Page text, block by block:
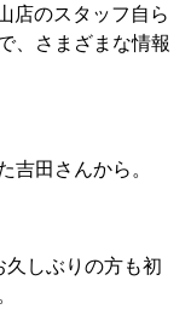
店のスタッフ自ら
、さまざまな情報
吉田さんから。
しぶりの方も初